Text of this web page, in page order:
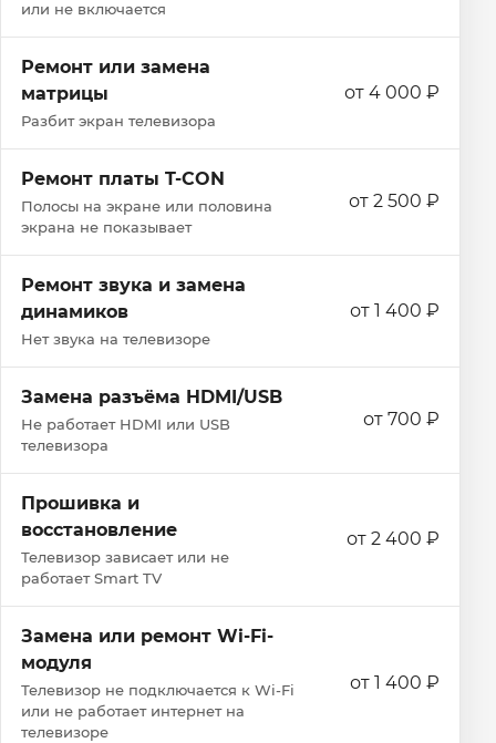
или не включается
Ремонт или замена
матрицы
Разбит экран телевизора
от 4 000 ₽
Ремонт платы T-CON
Полосы на экране или половина
экрана не показывает
от 2 500 ₽
Ремонт звука и замена
динамиков
Нет звука на телевизоре
от 1 400 ₽
Замена разъёма HDMI/USB
Не работает HDMI или USB
телевизора
от 700 ₽
Прошивка и
восстановление
Телевизор зависает или не
работает Smart TV
от 2 400 ₽
Замена или ремонт Wi‑Fi-
модуля
Телевизор не подключается к Wi‑Fi
или не работает интернет на
телевизоре
от 1 400 ₽